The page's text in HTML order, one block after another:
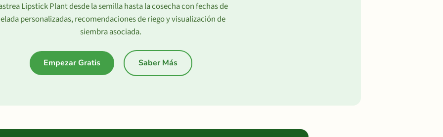
Lipstick Plant desde la semilla hasta la cosecha con fechas de
personalizadas, recomendaciones de riego y visualización de
siembra asociada.
Empezar Gratis Saber Más